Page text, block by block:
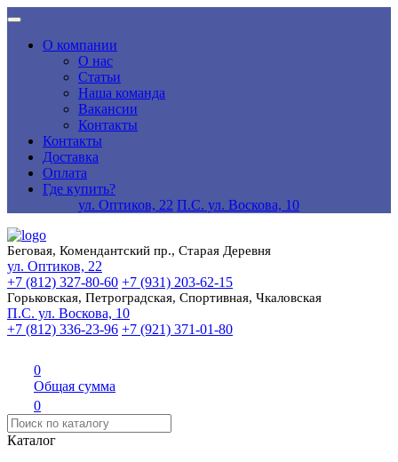
О компании
О нас
Статьи
Наша команда
Вакансии
Контакты
Контакты
Доставка
Оплата
Где купить?
ул. Оптиков, 22 П.С. ул. Воскова, 10
Беговая, Комендантский пр., Старая Деревня
ул. Оптиков, 22
+7 (812) 327-80-60 +7 (931) 203-62-15
Горьковская, Петроградская, Спортивная, Чкаловская
П.С. ул. Воскова, 10
+7 (812) 336-23-96 +7 (921) 371-01-80
0
Общая сумма
0
Каталог